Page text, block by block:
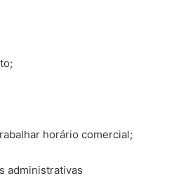
horário comercial;
administrativas